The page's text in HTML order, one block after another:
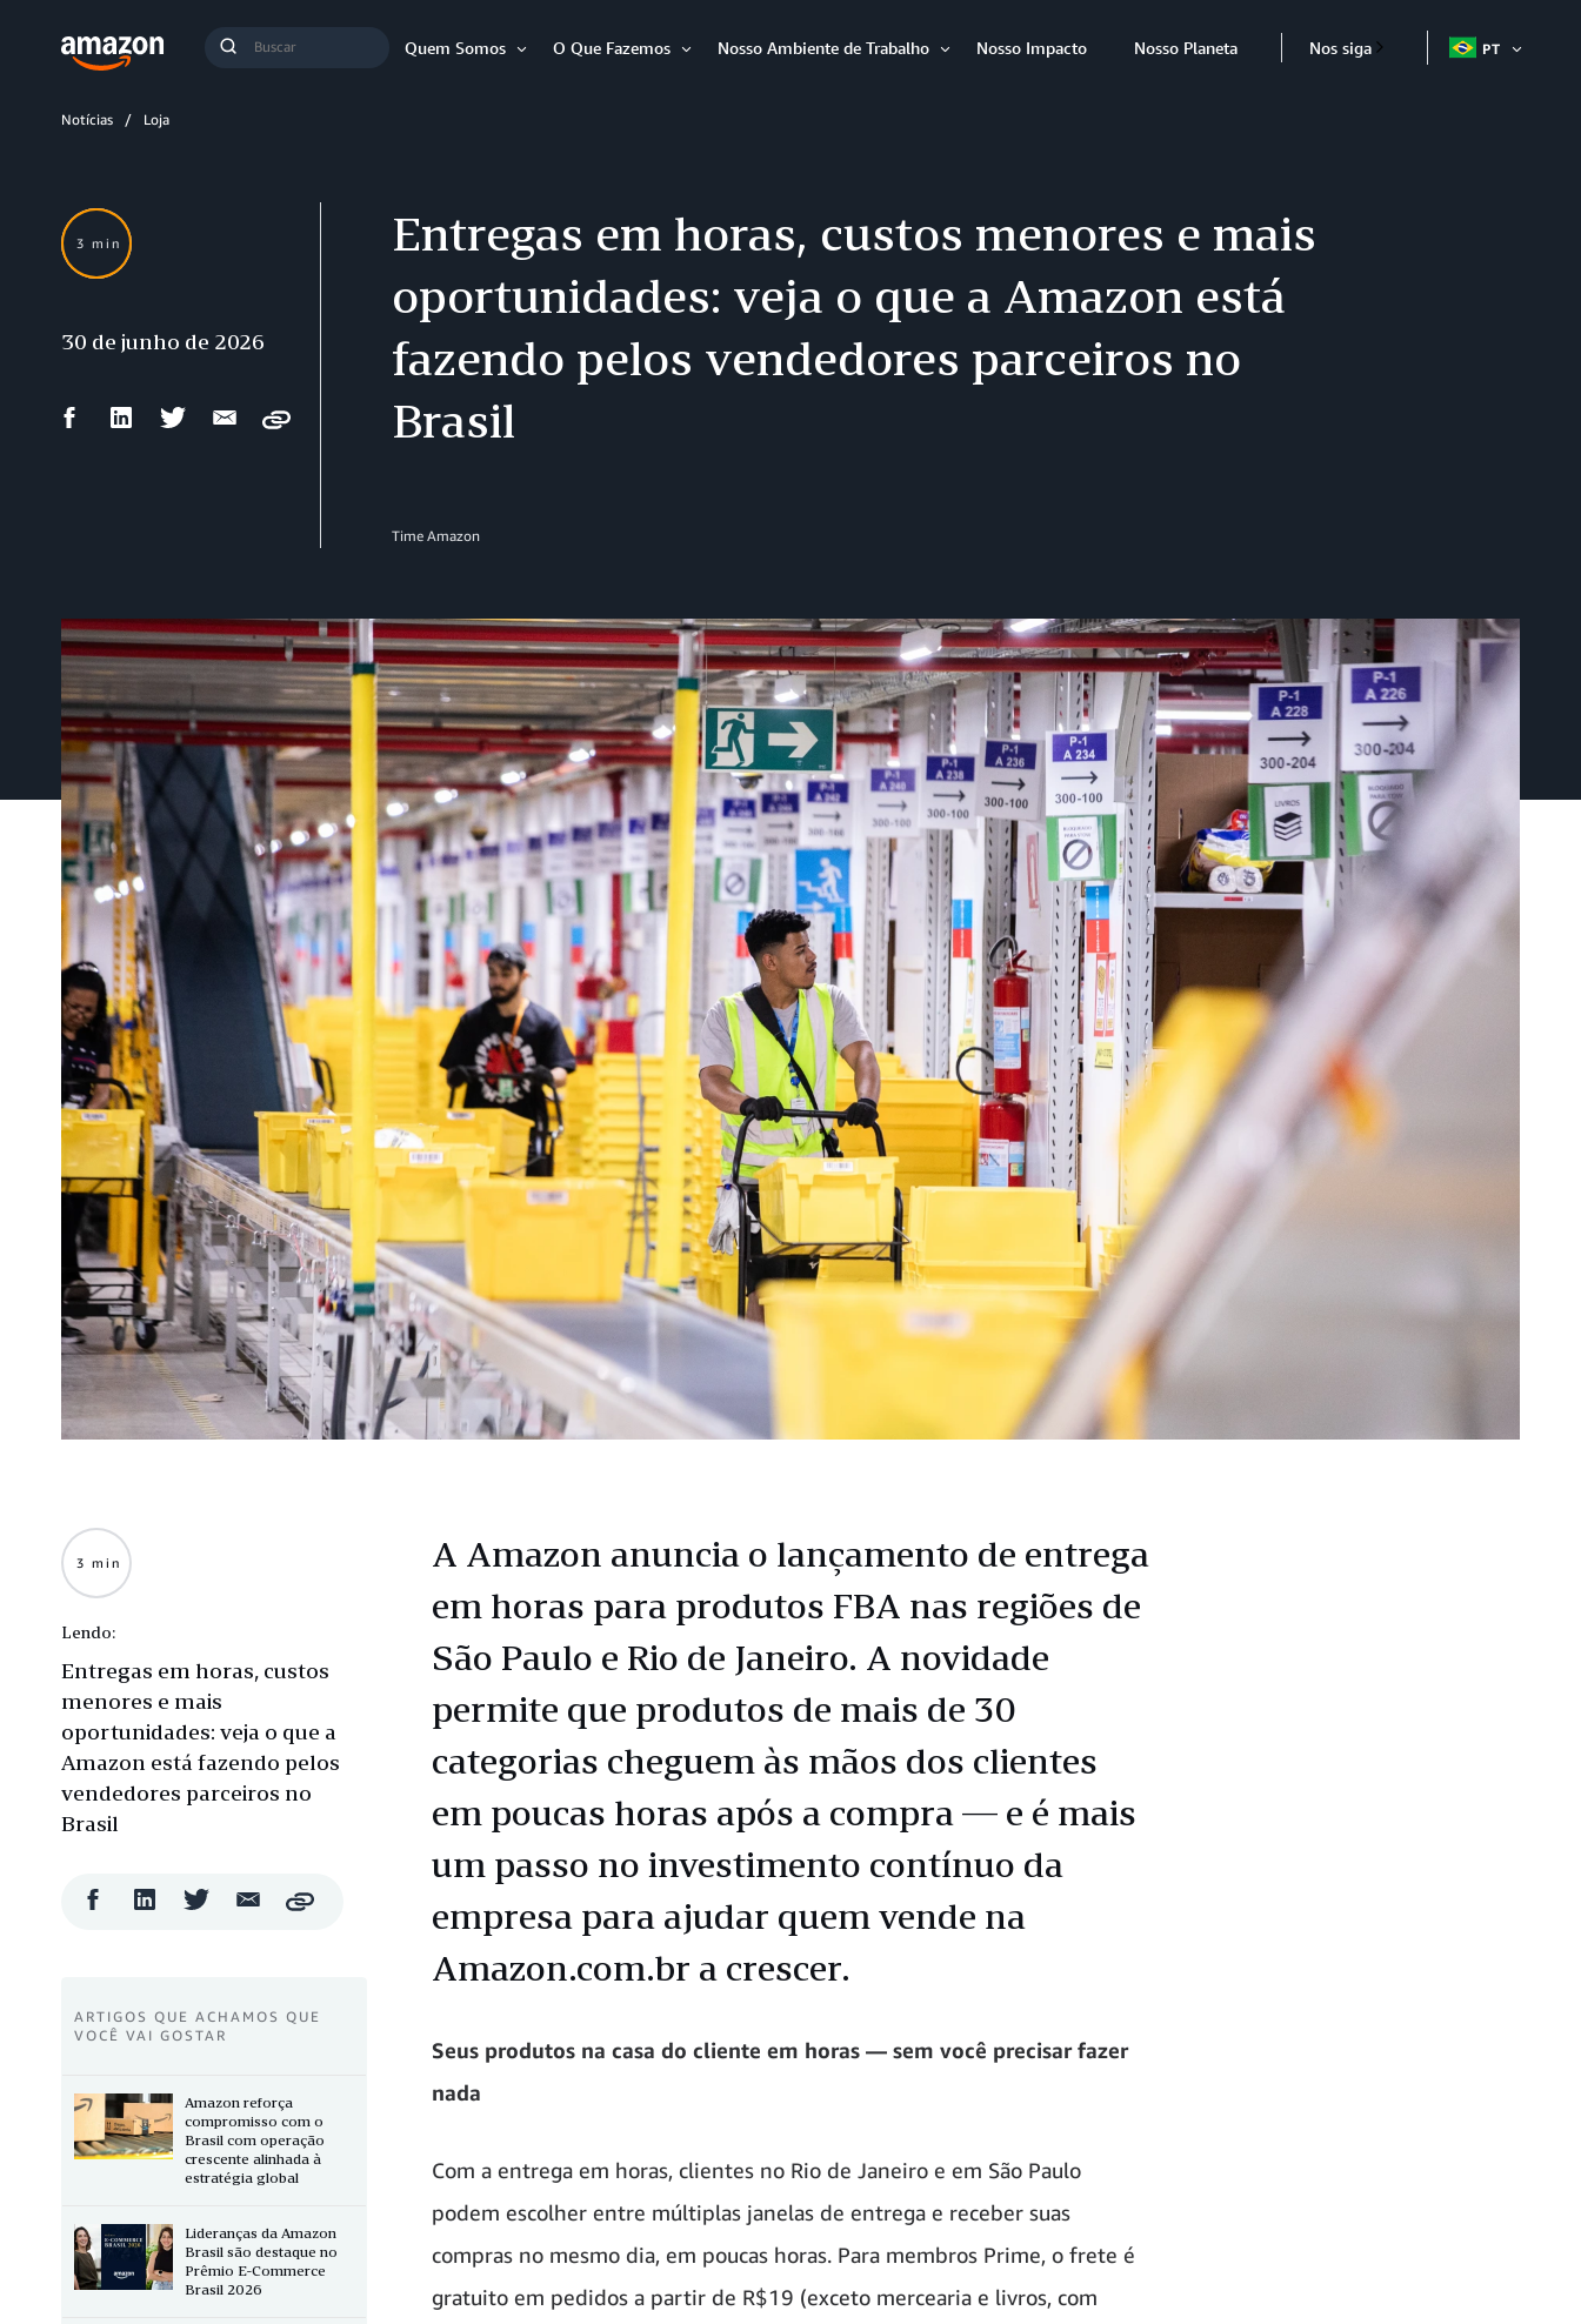
Buscar
Quem Somos
O Que Fazemos
Nosso Ambiente de Trabalho
Nosso Impacto Nosso Planeta Nos siga PT
Notícias Loja
Entregas em horas, custos menores e mais
oportunidades: veja o que a Amazon está
fazendo pelos vendedores parceiros no
Brasil
Time Amazon
3 min
30 de junho de 2026
CompartilharCompartilharCompartilharCompartilhar
Copy
A Amazon anuncia o lançamento de entrega
em horas para produtos FBA nas regiões de
São Paulo e Rio de Janeiro. A novidade
permite que produtos de mais de 30
categorias cheguem às mãos dos clientes
em poucas horas após a compra — e é mais
um passo no investimento contínuo da
empresa para ajudar quem vende na
Amazon.com.br a crescer.
Seus produtos na casa do cliente em horas — sem você precisar fazer
nada
Com a entrega em horas, clientes no Rio de Janeiro e em São Paulo
podem escolher entre múltiplas janelas de entrega e receber suas
compras no mesmo dia, em poucas horas. Para membros Prime, o frete é
gratuito em pedidos a partir de R$19 (exceto mercearia e livros, com
3 min
Lendo:
Entregas em horas, custos
menores e mais
oportunidades: veja o que a
Amazon está fazendo pelos
vendedores parceiros no
Brasil
CompartilharCompartilharCompartilharCompartilhar
Copy
ARTIGOS QUE ACHAMOS QUE
VOCÊ VAI GOSTAR
Amazon reforça
compromisso com o
Brasil com operação
crescente alinhada à
estratégia global
Lideranças da Amazon
Brasil são destaque no
Prêmio E-Commerce
Brasil 2026